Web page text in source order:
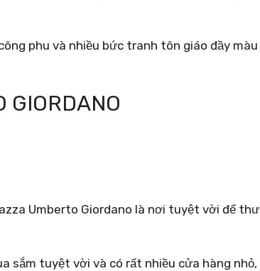
phu và nhiều bức tranh tôn giáo đầy màu
GIORDANO
Umberto Giordano là nơi tuyệt vời để thư
sắm tuyệt vời và có rất nhiều cửa hàng nhỏ,